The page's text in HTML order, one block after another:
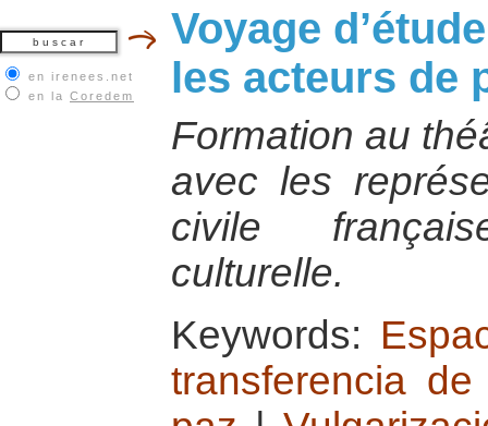
en irenees.net
en la Coredem
Voyage
les acteurs de
Formation au
avec les
civile
culturelle.
Keywords:
transferencia